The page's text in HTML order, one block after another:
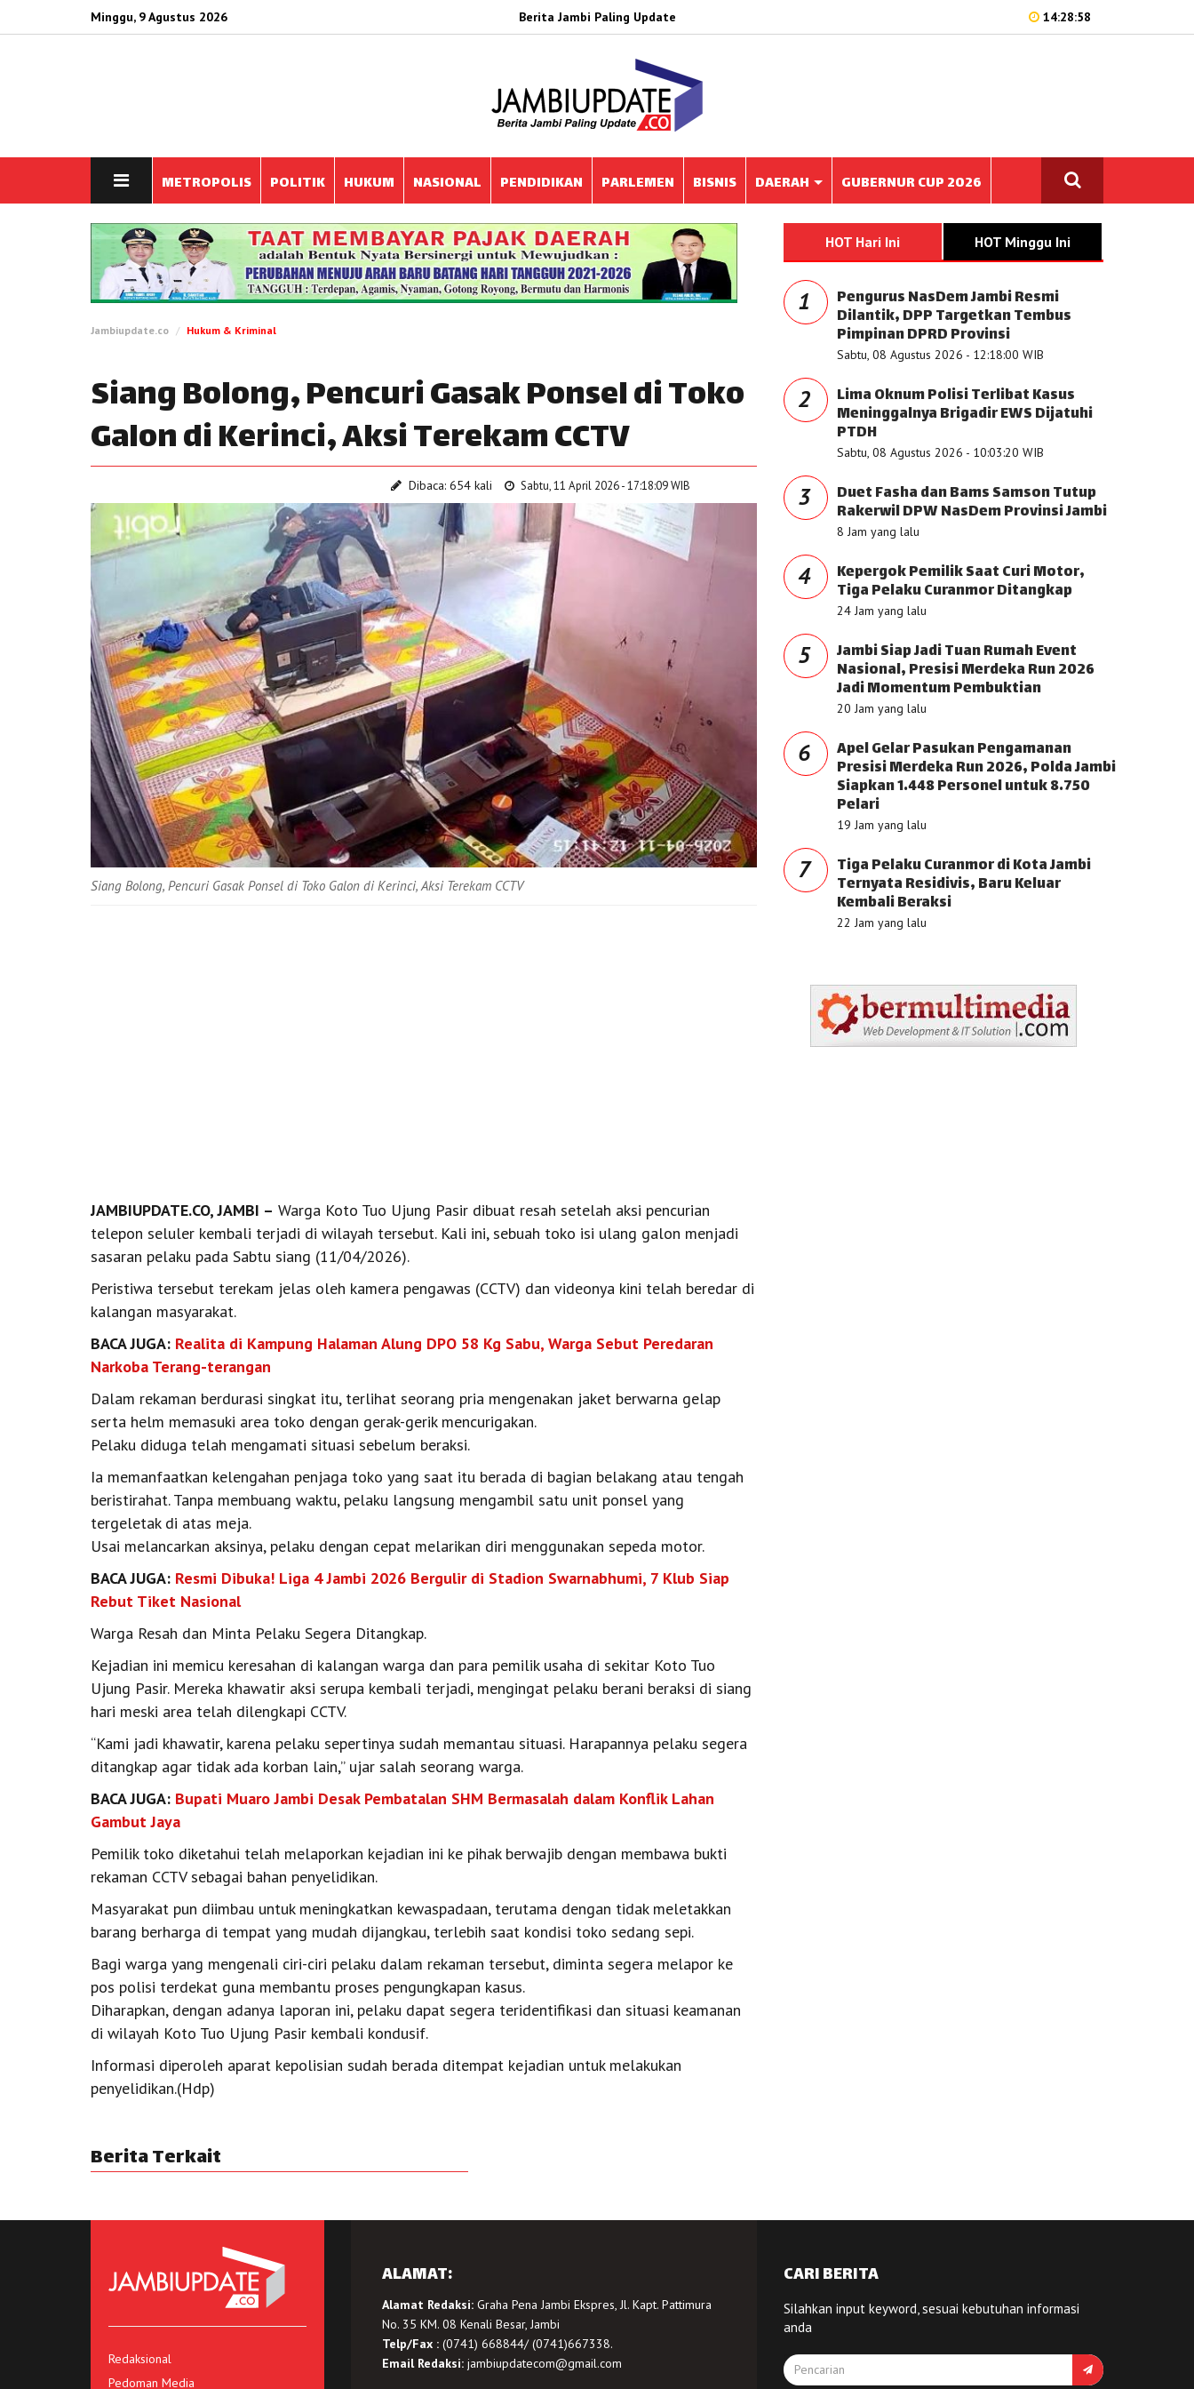
Minggu, 9 Agustus 2026 Berita Jambi Paling Update 14:28:58
METROPOLIS POLITIK HUKUM NASIONAL PENDIDIKAN PARLEMEN BISNIS DAERAH GUBERNUR CUP 2026
Jambiupdate.co Hukum & Kriminal
Siang Bolong, Pencuri Gasak Ponsel di Toko
Galon di Kerinci, Aksi Terekam CCTV
Dibaca: 654 kali Sabtu, 11 April 2026 - 17:18:09 WIB
Siang Bolong, Pencuri Gasak Ponsel di Toko Galon di Kerinci, Aksi Terekam CCTV
JAMBIUPDATE.CO, JAMBI – Warga Koto Tuo Ujung Pasir dibuat resah setelah aksi pencurian
telepon seluler kembali terjadi di wilayah tersebut. Kali ini, sebuah toko isi ulang galon menjadi
sasaran pelaku pada Sabtu siang (11/04/2026).
Peristiwa tersebut terekam jelas oleh kamera pengawas (CCTV) dan videonya kini telah beredar di
kalangan masyarakat.
BACA JUGA: Realita di Kampung Halaman Alung DPO 58 Kg Sabu, Warga Sebut Peredaran
Narkoba Terang-terangan
Dalam rekaman berdurasi singkat itu, terlihat seorang pria mengenakan jaket berwarna gelap
serta helm memasuki area toko dengan gerak-gerik mencurigakan.
Pelaku diduga telah mengamati situasi sebelum beraksi.
Ia memanfaatkan kelengahan penjaga toko yang saat itu berada di bagian belakang atau tengah
beristirahat. Tanpa membuang waktu, pelaku langsung mengambil satu unit ponsel yang
tergeletak di atas meja.
Usai melancarkan aksinya, pelaku dengan cepat melarikan diri menggunakan sepeda motor.
BACA JUGA: Resmi Dibuka! Liga 4 Jambi 2026 Bergulir di Stadion Swarnabhumi, 7 Klub Siap
Rebut Tiket Nasional
Warga Resah dan Minta Pelaku Segera Ditangkap.
Kejadian ini memicu keresahan di kalangan warga dan para pemilik usaha di sekitar Koto Tuo
Ujung Pasir. Mereka khawatir aksi serupa kembali terjadi, mengingat pelaku berani beraksi di siang
hari meski area telah dilengkapi CCTV.
“Kami jadi khawatir, karena pelaku sepertinya sudah memantau situasi. Harapannya pelaku segera
ditangkap agar tidak ada korban lain,” ujar salah seorang warga.
BACA JUGA: Bupati Muaro Jambi Desak Pembatalan SHM Bermasalah dalam Konflik Lahan
Gambut Jaya
Pemilik toko diketahui telah melaporkan kejadian ini ke pihak berwajib dengan membawa bukti
rekaman CCTV sebagai bahan penyelidikan.
Masyarakat pun diimbau untuk meningkatkan kewaspadaan, terutama dengan tidak meletakkan
barang berharga di tempat yang mudah dijangkau, terlebih saat kondisi toko sedang sepi.
Bagi warga yang mengenali ciri-ciri pelaku dalam rekaman tersebut, diminta segera melapor ke
pos polisi terdekat guna membantu proses pengungkapan kasus.
Diharapkan, dengan adanya laporan ini, pelaku dapat segera teridentifikasi dan situasi keamanan
di wilayah Koto Tuo Ujung Pasir kembali kondusif.
Informasi diperoleh aparat kepolisian sudah berada ditempat kejadian untuk melakukan
penyelidikan.(Hdp)
Berita Terkait
HOT Hari Ini HOT Minggu Ini
1 Pengurus NasDem Jambi Resmi
Dilantik, DPP Targetkan Tembus
Pimpinan DPRD Provinsi
Sabtu, 08 Agustus 2026 - 12:18:00 WIB
2 Lima Oknum Polisi Terlibat Kasus
Meninggalnya Brigadir EWS Dijatuhi
PTDH
Sabtu, 08 Agustus 2026 - 10:03:20 WIB
3 Duet Fasha dan Bams Samson Tutup
Rakerwil DPW NasDem Provinsi Jambi
8 Jam yang lalu
4 Kepergok Pemilik Saat Curi Motor,
Tiga Pelaku Curanmor Ditangkap
24 Jam yang lalu
5 Jambi Siap Jadi Tuan Rumah Event
Nasional, Presisi Merdeka Run 2026
Jadi Momentum Pembuktian
20 Jam yang lalu
6 Apel Gelar Pasukan Pengamanan
Presisi Merdeka Run 2026, Polda Jambi
Siapkan 1.448 Personel untuk 8.750
Pelari
19 Jam yang lalu
7 Tiga Pelaku Curanmor di Kota Jambi
Ternyata Residivis, Baru Keluar
Kembali Beraksi
22 Jam yang lalu
Redaksional
Pedoman Media
ALAMAT:
Alamat Redaksi:Graha Pena Jambi Ekspres, Jl. Kapt. Pattimura
No. 35 KM. 08 Kenali Besar, Jambi
Telp/Fax :(0741) 668844/ (0741)667338.
Email Redaksi: jambiupdatecom@gmail.com
CARI BERITA
Silahkan input keyword, sesuai kebutuhan informasi
anda